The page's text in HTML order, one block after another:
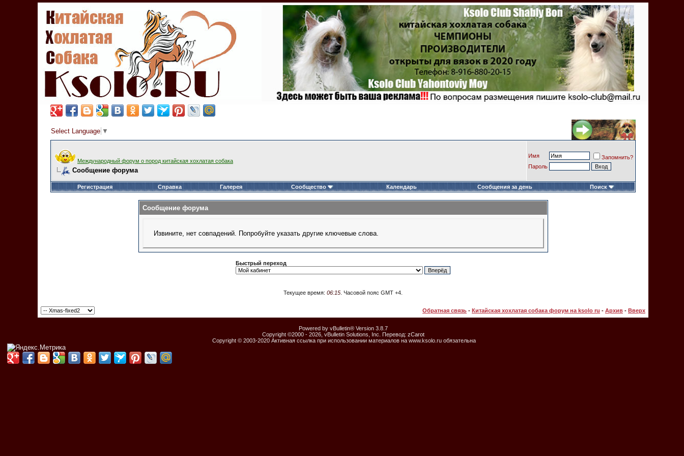
Select Language ▼
Международный форум о пород китайская хохлатая собака
Сообщение форума
Имя
Запомнить?
Пароль
Регистрация Справка Галерея Сообщество Календарь Сообщения за день Поиск
Сообщение форума
Извините, нет совпадений. Попробуйте указать другие ключевые слова.
Быстрый переход
Текущее время: 06:15 . Часовой пояс GMT +4.
Обратная связь - Китайская хохлатая собака форум на ksolo ru - Архив - Вверх
Powered by vBulletin® Version 3.8.7
Copyright ©2000 - 2026, vBulletin Solutions, Inc. Перевод: zCarot
Copyright © 2003-2020 Активная ссылка при использовании материалов на www.ksolo.ru обязательна